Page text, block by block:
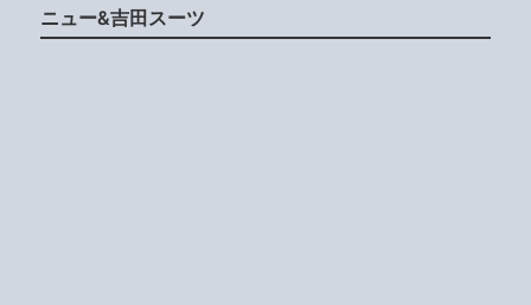
ニュー&吉田スーツ